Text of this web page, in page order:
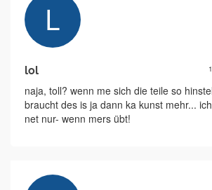
lol
naja, toll? wenn me sich die teile so
braucht des is ja dann ka kunst mehr...
net nur- wenn mers übt!